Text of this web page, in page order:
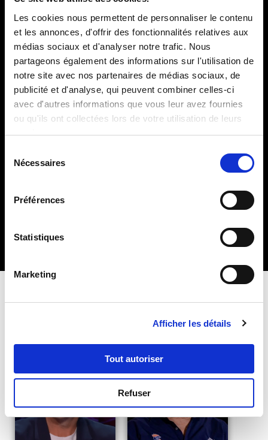
Les cookies nous permettent de personnaliser le contenu
et les annonces, d'offrir des fonctionnalités relatives aux
médias sociaux et d'analyser notre trafic. Nous
partageons également des informations sur l'utilisation de
notre site avec nos partenaires de médias sociaux, de
publicité et d'analyse, qui peuvent combiner celles-ci
avec d'autres informations que vous leur avez fournies
ou qu'ils ont collectées lors de votre utilisation de leurs
services.
Nécessaires
Préférences
Statistiques
Marketing
Afficher les détails
Tout autoriser
Refuser
BERNARD THELLIER
Conférences
Localisation
Paris, France
Formats
Langues parlées
Découvrez aussi